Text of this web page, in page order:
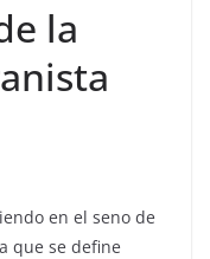
la
en el seno de
que se define